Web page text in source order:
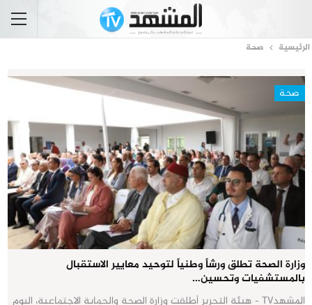
الرئيسية صحة
صحة
وزارة الصحة تطلق ورشاً وطنياً لتوحيد معايير الاستقبال
بالمستشفيات وتحسين…
المشهدTV - هيئة التحرير أطلقت وزارة الصحة والحماية الاجتماعية، اليوم